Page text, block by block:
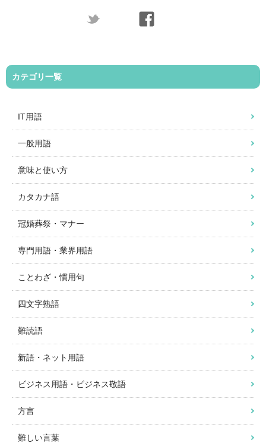
カテゴリ一覧
IT用語
一般用語
意味と使い方
カタカナ語
冠婚葬祭・マナー
専門用語・業界用語
ことわざ・慣用句
四文字熟語
難読語
新語・ネット用語
ビジネス用語・ビジネス敬語
方言
難しい言葉